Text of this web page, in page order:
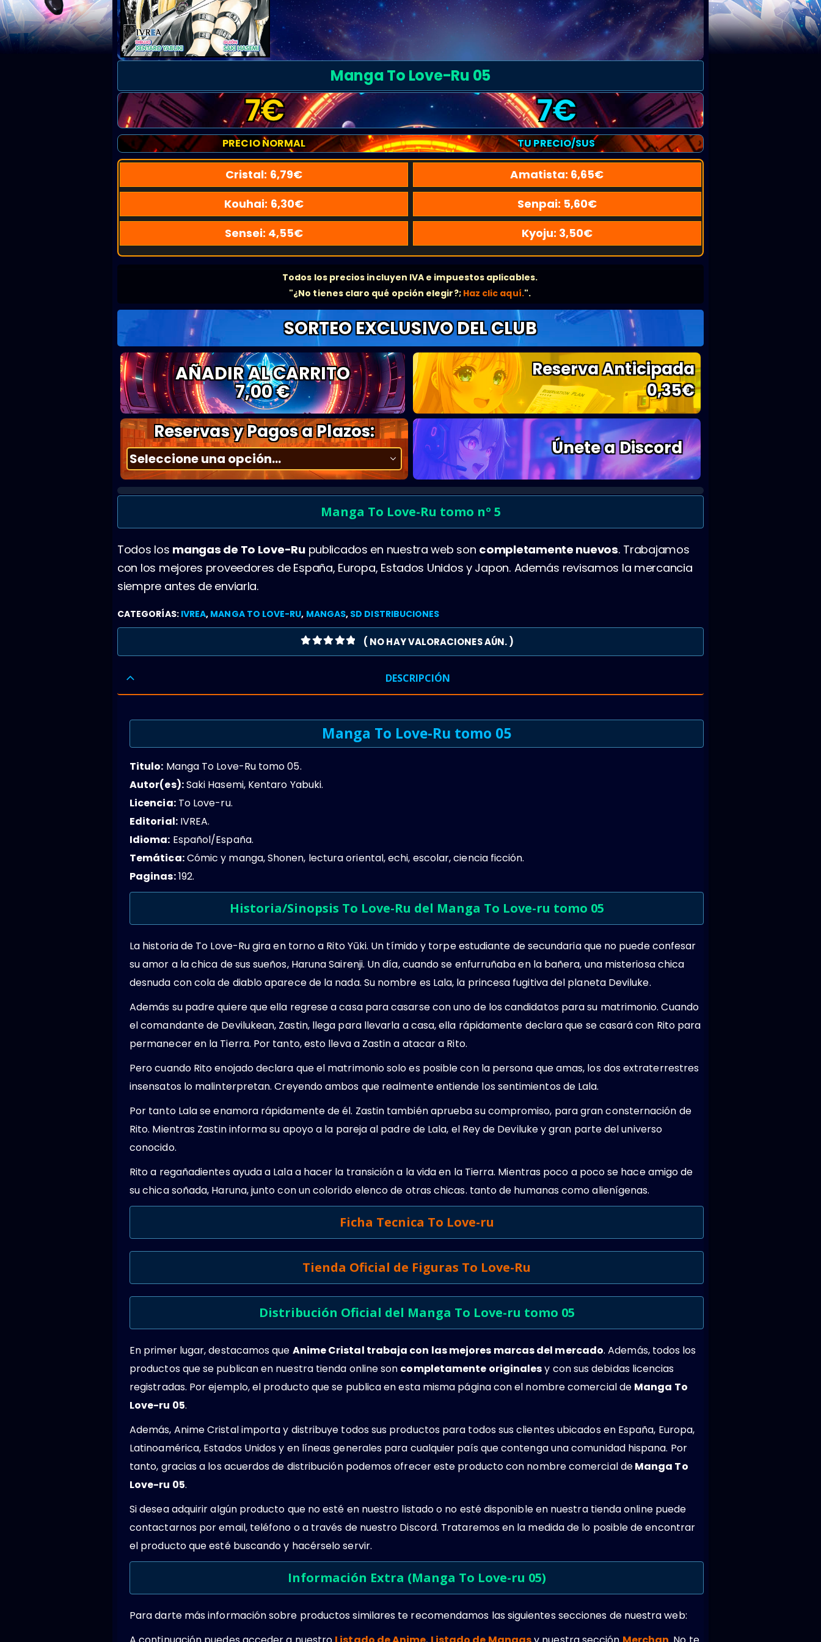
Manga To Love-Ru 05
7€ 7€
PRECIO NORMAL TU PRECIO/SUS
Cristal: 6,79€ Amatista: 6,65€
Kouhai: 6,30€ Senpai: 5,60€
Sensei: 4,55€ Kyoju: 3,50€
Todos los precios incluyen IVA e impuestos aplicables.
"¿No tienes claro qué opción elegir?; Haz clic aquí.".
SORTEO EXCLUSIVO DEL CLUB
AÑADIR AL CARRITO
7,00 €
Reserva Anticipada
0,35€
Reservas y Pagos a Plazos:
Únete a Discord
Manga To Love-Ru tomo nº 5
Todos los mangas de To Love-Rupublicados en nuestra web son completamente nuevos. Trabajamos
con los mejores proveedores de España, Europa, Estados Unidos y Japon. Además revisamos la mercancia
siempre antes de enviarla.
CATEGORÍAS: IVREA, MANGA TO LOVE-RU, MANGAS, SD DISTRIBUCIONES
( NO HAY VALORACIONES AÚN. )
DESCRIPCIÓN
Manga To Love-Ru tomo 05
Titulo: Manga To Love-Ru tomo 05.
Autor(es):Saki Hasemi, Kentaro Yabuki.
Licencia:To Love-ru.
Editorial:IVREA.
Idioma: Español/España.
Temática:Cómic y manga, Shonen, lectura oriental, echi, escolar, ciencia ficción.
Paginas:192.
Historia/Sinopsis To Love-Ru del Manga To Love-ru tomo 05
La historia de To Love-Ru gira en torno a Rito Yūki. Un tímido y torpe estudiante de secundaria que no puede confesar
su amor a la chica de sus sueños, Haruna Sairenji. Un día, cuando se enfurruñaba en la bañera, una misteriosa chica
desnuda con cola de diablo aparece de la nada. Su nombre es Lala, la princesa fugitiva del planeta Deviluke.
Además su padre quiere que ella regrese a casa para casarse con uno de los candidatos para su matrimonio. Cuando
el comandante de Devilukean, Zastin, llega para llevarla a casa, ella rápidamente declara que se casará con Rito para
permanecer en la Tierra. Por tanto, esto lleva a Zastin a atacar a Rito.
Pero cuando Rito enojado declara que el matrimonio solo es posible con la persona que amas, los dos extraterrestres
insensatos lo malinterpretan. Creyendo ambos que realmente entiende los sentimientos de Lala.
Por tanto Lala se enamora rápidamente de él. Zastin también aprueba su compromiso, para gran consternación de
Rito. Mientras Zastin informa su apoyo a la pareja al padre de Lala, el Rey de Deviluke y gran parte del universo
conocido.
Rito a regañadientes ayuda a Lala a hacer la transición a la vida en la Tierra. Mientras poco a poco se hace amigo de
su chica soñada, Haruna, junto con un colorido elenco de otras chicas. tanto de humanas como alienígenas.
Ficha Tecnica To Love-ru
Tienda Oficial de Figuras To Love-Ru
Distribución Oficial del Manga To Love-ru tomo 05
En primer lugar, destacamos que Anime Cristal trabaja con las mejores marcas del mercado. Además, todos los
productos que se publican en nuestra tienda online son completamente originalesy con sus debidas licencias
registradas. Por ejemplo, el producto que se publica en esta misma página con el nombre comercial de Manga To
Love-ru 05.
Además, Anime Cristal importa y distribuye todos sus productos para todos sus clientes ubicados en España, Europa,
Latinoamérica, Estados Unidos y en líneas generales para cualquier país que contenga una comunidad hispana. Por
tanto, gracias a los acuerdos de distribución podemos ofrecer este producto con nombre comercial deManga To
Love-ru 05.
Si desea adquirir algún producto que no esté en nuestro listado o no esté disponible en nuestra tienda online puede
contactarnos por email, teléfono o a través de nuestro Discord. Trataremos en la medida de lo posible de encontrar
el producto que esté buscando y hacérselo servir.
Información Extra (Manga To Love-ru 05)
Para darte más información sobre productos similares te recomendamos las siguientes secciones de nuestra web: